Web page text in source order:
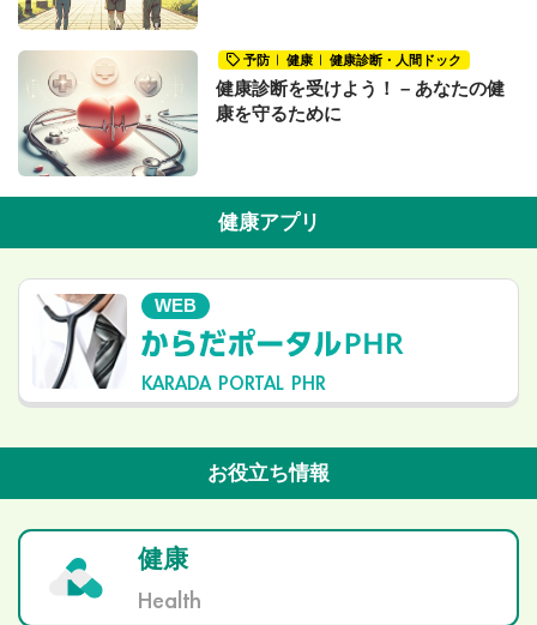
予防 健康 健康診断・人間ドック
健康診断を受けよう！ – あなたの健
康を守るために
健康アプリ
WEB
KARADA PORTAL PHR
お役立ち情報
健康
Health